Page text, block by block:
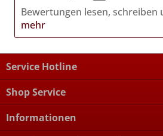
Bewertungen lesen, schreiben
mehr
Service Hotline
Shop Service
Informationen